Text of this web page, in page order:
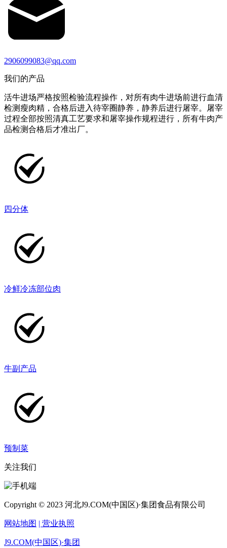
2906099083@qq.com
我们的产品
活牛进场严格按照检验流程操作，对所有肉牛进场前进行血清
检测瘦肉精，合格后进入待宰圈静养，静养后进行屠宰。屠宰
过程全部按照清真工艺要求和屠宰操作规程进行，所有牛肉产
品检测合格后才准出厂。
四分体
冷鲜冷冻部位肉
牛副产品
预制菜
关注我们
Copyright © 2023 河北J9.COM(中国区)·集团食品有限公司
网站地图 | 营业执照
J9.COM(中国区)·集团